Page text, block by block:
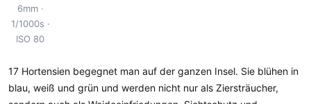
6mm
1/1000s
ISO 80
17 Hortensien begegnet man auf der ganzen Insel. Sie blühen in
blau, weiß und grün und werden nicht nur als Ziersträucher,